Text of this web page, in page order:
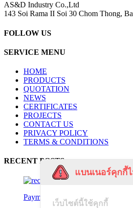
AS&D Industry Co.,Ltd
143 Soi Rama II Soi 30 Chom Thong,
FOLLOW US
SERVICE MENU
HOME
PRODUCTS
QUOTATION
NEWS
CERTIFICATES
PROJECTS
CONTACT US
PRIVACY POLICY
TERMS & CONDITIONS
RECENT POSTS
Payment Notification
แบนเนอร์คุกกี้
เว็บไซต์นี้ใช้คุกกี้